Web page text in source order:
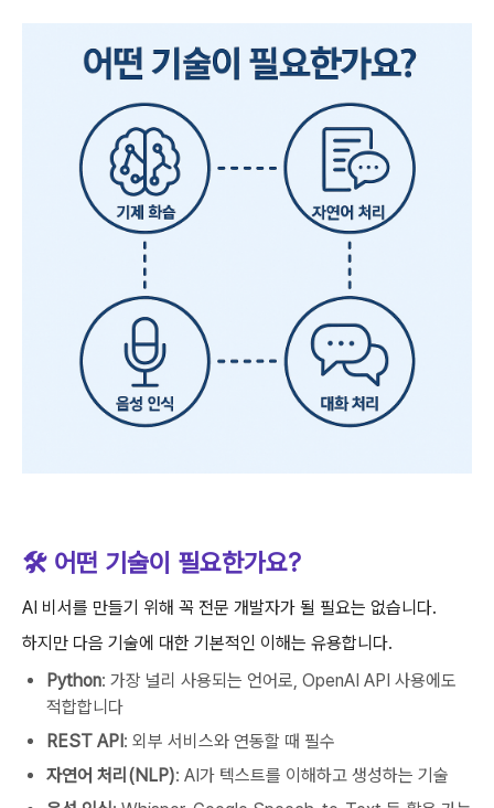
🛠 어떤 기술이 필요한가요?
AI 비서를 만들기 위해 꼭 전문 개발자가 될 필요는 없습니다.
하지만 다음 기술에 대한 기본적인 이해는 유용합니다.
Python: 가장 널리 사용되는 언어로, OpenAI API 사용에도
적합합니다
REST API: 외부 서비스와 연동할 때 필수
자연어 처리(NLP): AI가 텍스트를 이해하고 생성하는 기술